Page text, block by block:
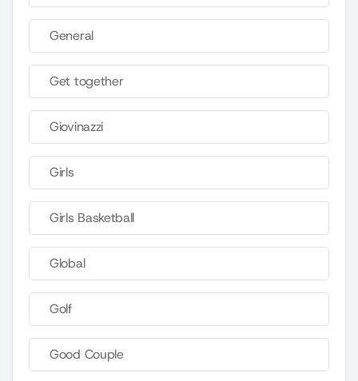
General
Get together
Giovinazzi
Girls
Girls Basketball
Global
Golf
Good Couple